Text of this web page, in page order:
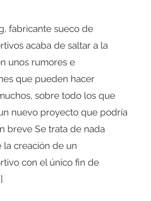
fabricante sueco de
acaba de saltar a la
unos rumores e
que pueden hacer
sobre todo los que
nuevo proyecto que podría
breve Se trata de nada
la creación de un
con el único fin de